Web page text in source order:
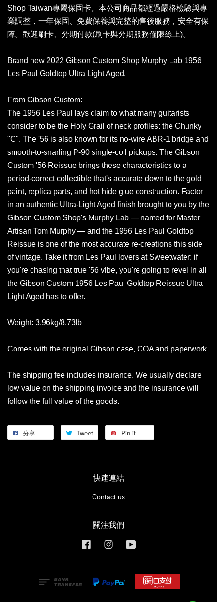
Shop Taiwan專屬保固卡。本公司商品都經過嚴格檢驗與專
業調整，一年保固、免費保養與完整的售後服務，安全有保
障。歡迎刷卡、分期付款(刷卡與分期服務僅限線上)。
Brand new 2022 Gibson Custom Shop Murphy Lab 1956
Les Paul Goldtop Ultra Light Aged.
From Gibson Custom:
The 1956 Les Paul lays claim to what many guitarists
consider to be the Holy Grail of neck profiles: the Chunky
"C". The '56 is also known for its no-wire ABR-1 bridge and
smooth-to-snarling P-90 single-coil pickups. The Gibson
Custom '56 Reissue brings these characteristics to a
period-correct collectible that's accurate down to the gold
paint, replica parts, and hot hide glue construction. Factor
in an authentic Ultra-Light Aged finish brought to you by the
Gibson Custom Shop's Murphy Lab — named for Master
Artisan Tom Murphy — and the 1956 Les Paul Goldtop
Reissue is one of the most accurate re-creations this side
of vintage. Take it from Les Paul lovers at Sweetwater: if
you're chasing that true '56 vibe, you're going to revel in all
the Gibson Custom 1956 Les Paul Goldtop Reissue Ultra-
Light Aged has to offer.
Weight: 3.96kg/8.73lb
Comes with the original Gibson case, COA and paperwork.
The shipping fee includes insurance. We usually declare
low value on the shipping invoice and the insurance will
follow the full value of the goods.
分享 Tweet Pin it
快速連結
Contact us
關注我們
FacebookInstagram